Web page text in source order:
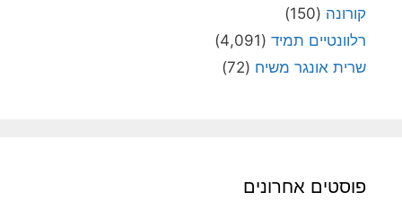
קורונה (150)
רלוונטיים תמיד (4,091)
שרית אונגר משיח (72)
פוסטים אחרונים